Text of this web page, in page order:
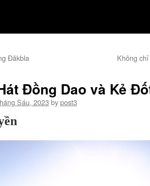
Đăkbla Không
Đồng Dao và Kẻ
Sáu, 2023 bypost3